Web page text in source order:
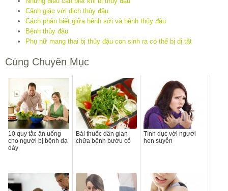
Cảnh giác với dịch thủy đậu
Cách phân biệt giữa bệnh sởi và bệnh thủy đậu
Bệnh thủy đậu
Phụ nữ mang thai bị thủy đậu con sinh ra có thể bị dị tật
Cùng Chuyên Mục
10 quy tắc ăn uống
cho người bị bệnh dạ
dày
Bài thuốc dân gian
chữa bệnh bướu cổ
Tình dục với người
hen suyễn